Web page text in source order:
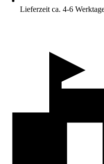
Lieferzeit ca. 4-6